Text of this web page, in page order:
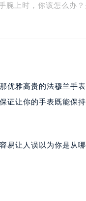
层1706室（需提前预
）
14层07室（需提前预
提前预约）
预约）
）
）
腕上时，你该怎么办？
优雅高贵的法穆兰手
证让你的手表既能保持
易让人误以为你是从